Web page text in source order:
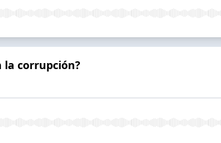
la corrupción?